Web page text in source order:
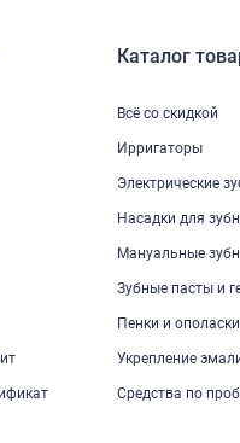
Каталог
Всё со скидкой
Ирригаторы
Электрические
Насадки для
Мануальные
Зубные пасты и
Пенки и
Укрепление
Средства по